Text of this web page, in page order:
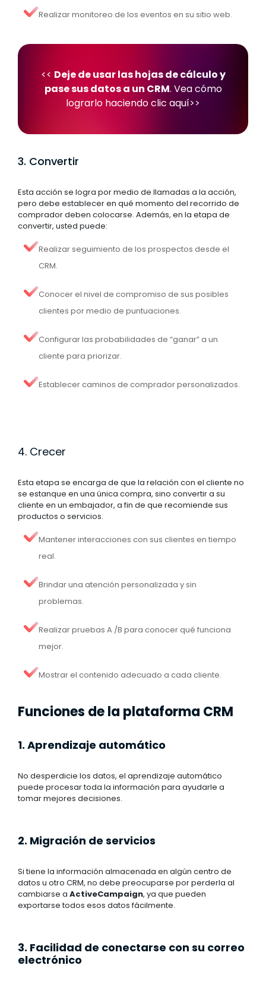
Realizar monitoreo de los eventos en su sitio web.
<< Deje de usar las hojas de cálculo y
pase sus datos a un CRM. Vea cómo
lograrlo haciendo clic aquí>>
3. Convertir
Esta acción se logra por medio de llamadas a la acción,
pero debe establecer en qué momento del recorrido de
comprador deben colocarse. Además, en la etapa de
convertir, usted puede:
Realizar seguimiento de los prospectos desde el
CRM.
Conocer el nivel de compromiso de sus posibles
clientes por medio de puntuaciones.
Configurar las probabilidades de “ganar” a un
cliente para priorizar.
Establecer caminos de comprador personalizados.
4. Crecer
Esta etapa se encarga de que la relación con el cliente no
se estanque en una única compra, sino convertir a su
cliente en un embajador, a fin de que recomiende sus
productos o servicios.
Mantener interacciones con sus clientes en tiempo
real.
Brindar una atención personalizada y sin
problemas.
Realizar pruebas A /B para conocer qué funciona
mejor.
Mostrar el contenido adecuado a cada cliente.
Funciones de la plataforma CRM
1. Aprendizaje automático
No desperdicie los datos, el aprendizaje automático
puede procesar toda la información para ayudarle a
tomar mejores decisiones.
2. Migración de servicios
Si tiene la información almacenada en algún centro de
datos u otro CRM, no debe preocuparse por perderla al
cambiarse a ActiveCampaign, ya que pueden
exportarse todos esos datos fácilmente.
3. Facilidad de conectarse con su correo
electrónico